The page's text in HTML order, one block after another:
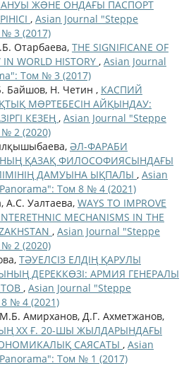
ЖƏНЕ ОНДАҒЫ ПАСПОРТ
, Asian Journal "Steppe
3 (2017)
Отарбаева, THE SIGNIFICANE OF
IN WORLD HISTORY , Asian Journal
Том № 3 (2017)
Байшов, Н. Четин , КАСПИЙ
МƏРТЕБЕСІН АЙҚЫНДАУ:
КЕЗЕҢ , Asian Journal "Steppe
2 (2020)
ӘЛ-ФАРАБИ
ҚАЗАҚ ФИЛОСОФИЯСЫНДАҒЫ
ДАМУЫНА ЫҚПАЛЫ , Asian
Том 8 № 4 (2021)
А.С. Уалтаева, WAYS TO IMPROVE
MECHANISMS IN THE
, Asian Journal "Steppe
2 (2020)
ТӘУЕЛСІЗ ЕЛДІҢ ҚАРУЛЫ
ДЕРЕККӨЗІ: АРМИЯ ГЕНЕРАЛЫ
, Asian Journal "Steppe
№ 4 (2021)
Амирханов, Д.Г. Ахметжанов,
ХХ Ғ. 20-ШЫ ЖЫЛДАРЫНДАҒЫ
САЯСАТЫ , Asian
Том № 1 (2017)